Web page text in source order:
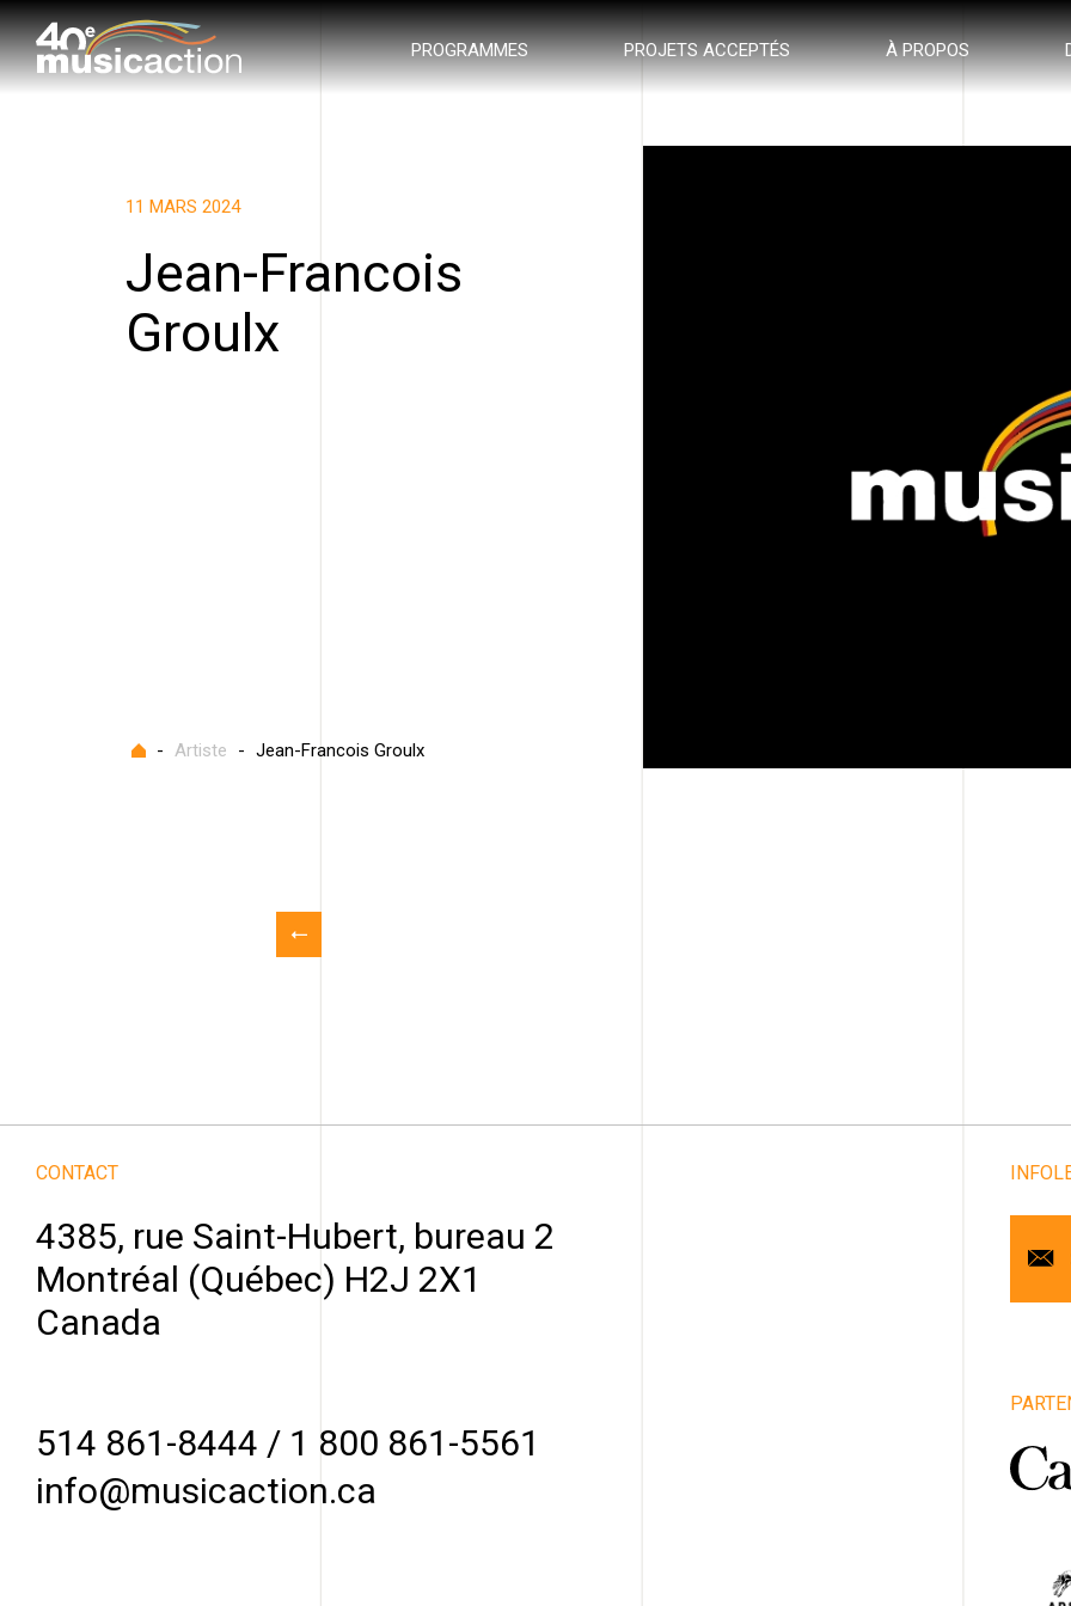
PROGRAMMES PROJETS ACCEPTÉS À PROPOS
11 MARS 2024
Jean-Francois
Groulx
Accueil
- Artiste - Jean-Francois Groulx
CONTACT
4385, rue Saint-Hubert, bureau 2
Montréal (Québec) H2J 2X1
Canada
514 861-8444 / 1 800 861-5561
info@musicaction.ca